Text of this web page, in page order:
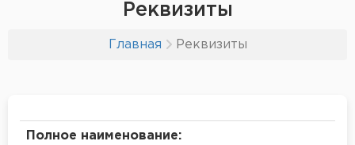
Реквизиты
Главная Реквизиты
Полное наименование: